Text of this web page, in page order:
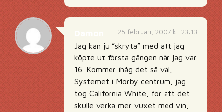
25 februari, 2007 kl. 23:13
Jag kan ju ”skryta” med att jag
köpte ut första gången när jag var
16. Kommer ihåg det så väl,
Systemet i Mörby centrum, jag
tog California White, för att det
skulle verka mer vuxet med vin,